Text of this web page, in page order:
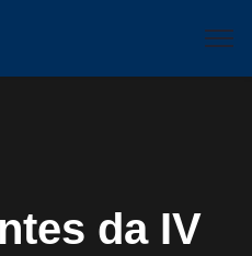
da IV